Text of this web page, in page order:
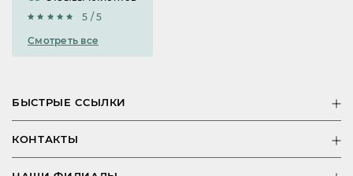
5 / 5
Смотреть все
БЫСТРЫЕ ССЫЛКИ
КОНТАКТЫ